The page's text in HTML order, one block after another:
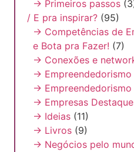
→ Primeiros passos
/ E pra inspirar? (95)
→ Competências de
e Bota pra Fazer! (7)
→ Conexões e
→ Empreendedorismo
→ Empreendedorismo
→ Empresas
→ Ideias (11)
→ Livros (9)
→ Negócios pelo